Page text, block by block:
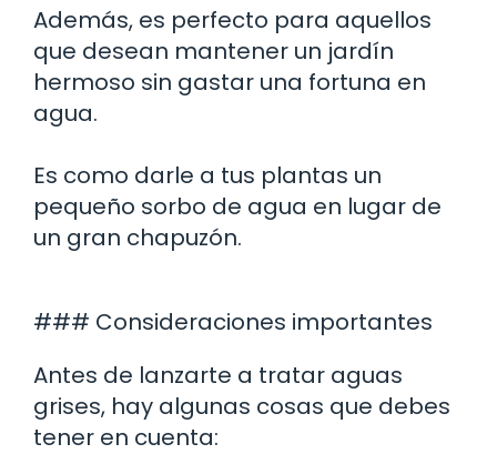
Además, es perfecto para aquellos
que desean mantener un jardín
hermoso sin gastar una fortuna en
agua.
Es como darle a tus plantas un
pequeño sorbo de agua en lugar de
un gran chapuzón.
### Consideraciones importantes
Antes de lanzarte a tratar aguas
grises, hay algunas cosas que debes
tener en cuenta: